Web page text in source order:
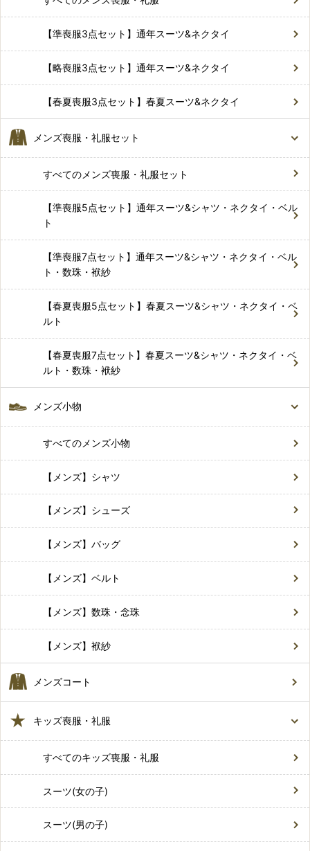
【準喪服3点セット】通年スーツ&ネクタイ
【略喪服3点セット】通年スーツ&ネクタイ
【春夏喪服3点セット】春夏スーツ&ネクタイ
メンズ喪服・礼服セット
すべてのメンズ喪服・礼服セット
【準喪服5点セット】通年スーツ&シャツ・ネクタイ・ベル
ト
【準喪服7点セット】通年スーツ&シャツ・ネクタイ・ベル
ト・数珠・袱紗
【春夏喪服5点セット】春夏スーツ&シャツ・ネクタイ・ベ
ルト
【春夏喪服7点セット】春夏スーツ&シャツ・ネクタイ・ベ
ルト・数珠・袱紗
メンズ小物
すべてのメンズ小物
【メンズ】シャツ
【メンズ】シューズ
【メンズ】バッグ
【メンズ】ベルト
【メンズ】数珠・念珠
【メンズ】袱紗
メンズコート
キッズ喪服・礼服
すべてのキッズ喪服・礼服
スーツ(女の子)
スーツ(男の子)